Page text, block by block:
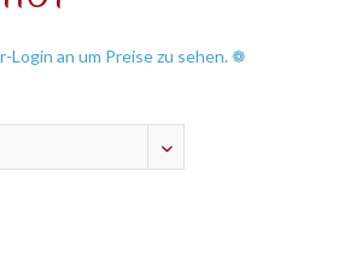
an um Preise zu sehen. ❁